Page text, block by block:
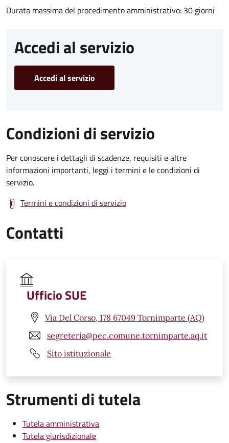
Durata massima del procedimento amministrativo: 30 giorni
Accedi al servizio
Accedi al servizio
Condizioni di servizio
Per conoscere i dettagli di scadenze, requisiti e altre
informazioni importanti, leggi i termini e le condizioni di
servizio.
Termini e condizioni di servizio
Contatti
Ufficio SUE
Via Del Corso, 178 67049 Tornimparte (AQ)
segreteria@pec.comune.tornimparte.aq.it
Sito istituzionale
Strumenti di tutela
Tutela amministrativa
Tutela giurisdizionale